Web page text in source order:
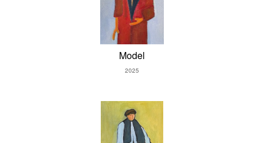
Model
2025